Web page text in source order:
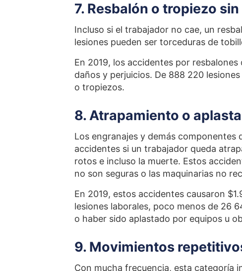
7. Resbalón o tropiezo
Incluso si el trabajador no cae, un
lesiones pueden ser torceduras de
En 2019, los accidentes por
daños y perjuicios. De 888 220
o tropiezos.
8. Atrapamiento o
Los engranajes y demás componentes
accidentes si un trabajador queda
rotos e incluso la muerte. Estos
no son seguras o las maquinarias no
En 2019, estos accidentes causaron
lesiones laborales, poco menos de 26
o haber sido aplastado por equipos u
9. Movimientos
Con mucha frecuencia, esta categoría